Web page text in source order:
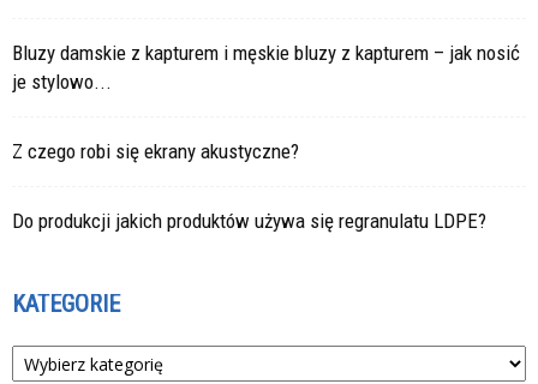
Bluzy damskie z kapturem i męskie bluzy z kapturem – jak nosić
je stylowo...
Z czego robi się ekrany akustyczne?
Do produkcji jakich produktów używa się regranulatu LDPE?
KATEGORIE
Kategorie